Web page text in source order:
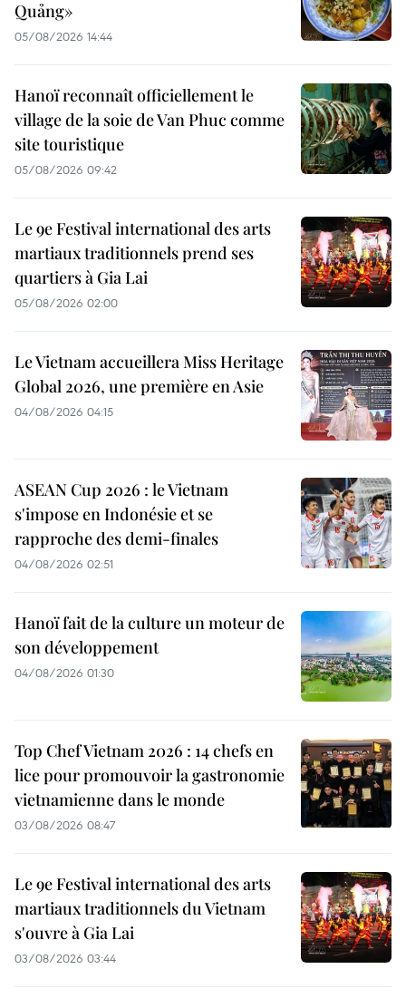
Quảng»
05/08/2026 14:44
Hanoï reconnaît officiellement le
village de la soie de Van Phuc comme
site touristique
05/08/2026 09:42
Le 9e Festival international des arts
martiaux traditionnels prend ses
quartiers à Gia Lai
05/08/2026 02:00
Le Vietnam accueillera Miss Heritage
Global 2026, une première en Asie
04/08/2026 04:15
ASEAN Cup 2026 : le Vietnam
s'impose en Indonésie et se
rapproche des demi-finales
04/08/2026 02:51
Hanoï fait de la culture un moteur de
son développement
04/08/2026 01:30
Top Chef Vietnam 2026 : 14 chefs en
lice pour promouvoir la gastronomie
vietnamienne dans le monde
03/08/2026 08:47
Le 9e Festival international des arts
martiaux traditionnels du Vietnam
s'ouvre à Gia Lai
03/08/2026 03:44